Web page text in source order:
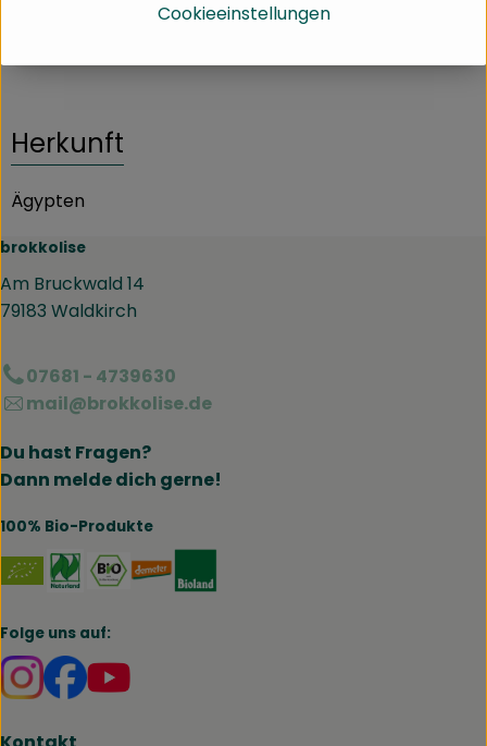
Herkunft
Ägypten
brokkolise
Am Bruckwald 14
79183 Waldkirch
07681 - 4739630
mail@brokkolise.de
Du hast Fragen?
Dann melde dich gerne!
100% Bio-Produkte
Externer Link zu https://www.naturland.de/de/
Externer Link zu https://www.bmel.de/
Folge uns auf:
Externer Link zu https://www.instagram.com/
Externer Link zu https://www.facebook.com/
Cookieeinstellungen